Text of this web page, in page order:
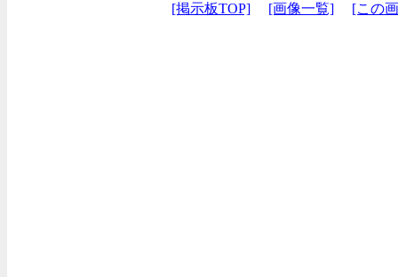
[掲示板TOP]
[画像一覧] [この